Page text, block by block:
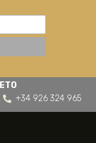
+34 926 324 965